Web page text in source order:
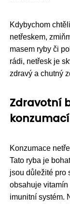
Kdybychom
netřeskem,
masem ryby či
rádi, netřesk je
zdravý a chutný
Zdravotní
Konzumace
Tato ryba je
jsou důležité pro
obsahuje vitamín
imunitní systém.